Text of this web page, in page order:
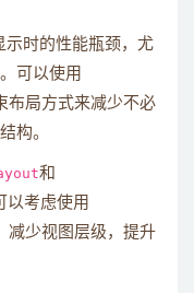
时的性能瓶颈，尤
可以使用
布局方式来减少不必
构。
和
以考虑使用
减少视图层级，提升